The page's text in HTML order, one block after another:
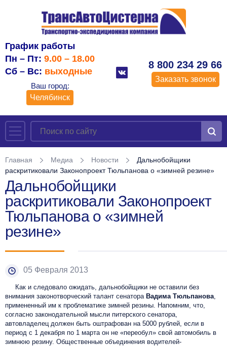
График работы
Пн – Пт: 9.00 – 18.00
Сб – Вс: выходные
Ваш город:
Челябинск
8 800 234 29 66
Заказать звонок
Главная Медиа Новости
Дальнобойщики
раскритиковали Законопроект Тюльпанова о «зимней резине»
Дальнобойщики
раскритиковали Законопроект
Тюльпанова о «зимней
резине»
05 Февраля 2013
Как и следовало ожидать, дальнобойщики не оставили без
внимания законотворческий талант сенатора Вадима Тюльпанова
примененный им к проблематике зимней резины. Напомним, что,
согласно законодательной мысли питерского сенатора,
автовладелец должен быть оштрафован на 5000 рублей, если в
период с 1 декабря по 1 марта он не «переобул» свой автомобиль в
зимнюю резину. Общественные объединения водителей-